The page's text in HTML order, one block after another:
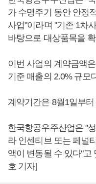
가 수명주기 동안 안정
사업"이라며 "기존 1차
바탕으로 대상품목을
이번 사업의 계약금액
기준 매출의 2.0% 규모
계약기간은 8월1일부
한국항공우주산업은 "
라 인센티브 또는 페널
액이 변동될 수 있다"고
호 기자]